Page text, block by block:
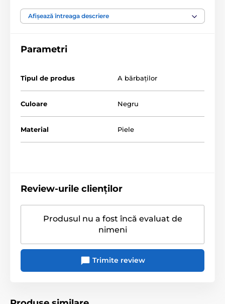
poate fi purtat ca o brățară pe încheietura mâinii.
Dimensiuni:
Produsul este inclus în categoria
Îmbrăcăminte BDSM
Afișează întreaga descriere
Parametri
Tipul de produs A bărbaţilor
Culoare Negru
Material Piele
Review-urile clienților
Produsul nu a fost încă evaluat de
nimeni
Trimite review